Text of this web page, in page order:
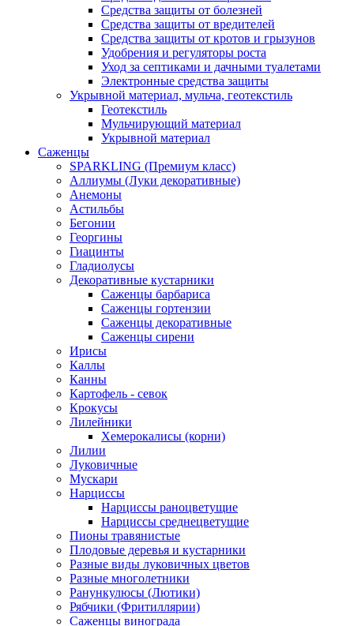
Средства защиты от болезней
Средства защиты от вредителей
Средства защиты от кротов и грызунов
Удобрения и регуляторы роста
Уход за септиками и дачными туалетами
Электронные средства защиты
Укрывной материал, мульча, геотекстиль
Геотекстиль
Мульчирующий материал
Укрывной материал
Саженцы
SPARKLING (Премиум класс)
Аллиумы (Луки декоративные)
Анемоны
Астильбы
Бегонии
Георгины
Гиацинты
Гладиолусы
Декоративные кустарники
Саженцы барбариса
Саженцы гортензии
Саженцы декоративные
Саженцы сирени
Ирисы
Каллы
Канны
Картофель - севок
Крокусы
Лилейники
Хемерокалисы (корни)
Лилии
Луковичные
Мускари
Нарциссы
Нарциссы раноцветущие
Нарциссы среднецветущие
Пионы травянистые
Плодовые деревья и кустарники
Разные виды луковичных цветов
Разные многолетники
Ранункулюсы (Лютики)
Рябчики (Фритиллярии)
Саженцы винограда